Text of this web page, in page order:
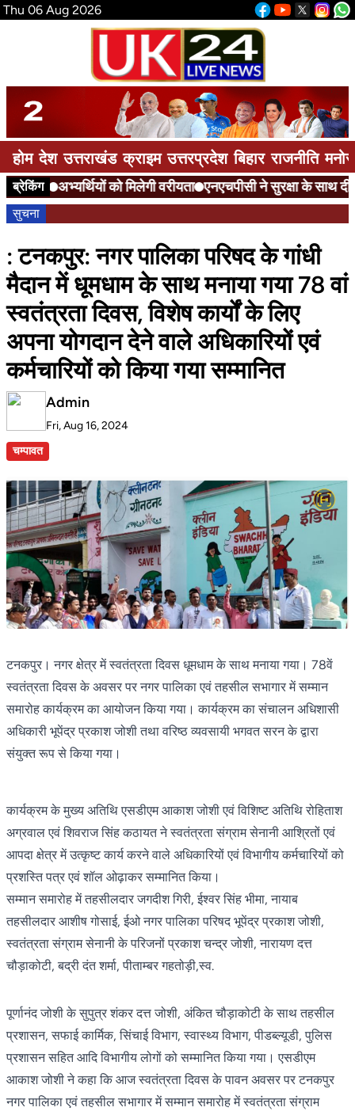
Thu 06 Aug 2026
होम देश उत्तराखंड क्राइम उत्तरप्रदेश बिहार राजनीति
ब्रेकिंगअभ्यर्थियों को मिलेगी वरीयता एनएचपीसी ने सुरक्षा के साथ दी
सुचना
: टनकपुर: नगर पालिका परिषद के गांधी
मैदान में धूमधाम के साथ मनाया गया 78 वां
स्वतंत्रता दिवस, विशेष कार्यों के लिए
अपना योगदान देने वाले अधिकारियों एवं
कर्मचारियों को किया गया सम्मानित
Admin
Fri, Aug 16, 2024
चम्पावत
टनकपुर। नगर क्षेत्र में स्वतंत्रता दिवस धूमधाम के साथ मनाया गया। 78वें
स्वतंत्रता दिवस के अवसर पर नगर पालिका एवं तहसील सभागार में सम्मान
समारोह कार्यक्रम का आयोजन किया गया। कार्यक्रम का संचालन अधिशासी
अधिकारी भूपेंद्र प्रकाश जोशी तथा वरिष्ठ व्यवसायी भगवत सरन के द्वारा
संयुक्त रूप से किया गया।
कार्यक्रम के मुख्य अतिथि एसडीएम आकाश जोशी एवं विशिष्ट अतिथि रोहिताश
अग्रवाल एवं शिवराज सिंह कठायत ने स्वतंत्रता संग्राम सेनानी आश्रितों एवं
आपदा क्षेत्र में उत्कृष्ट कार्य करने वाले अधिकारियों एवं विभागीय कर्मचारियों को
प्रशस्ति पत्र एवं शॉल ओढ़ाकर सम्मानित किया।
सम्मान समारोह में तहसीलदार जगदीश गिरी, ईश्वर सिंह भीमा, नायाब
तहसीलदार आशीष गोसाई, ईओ नगर पालिका परिषद भूपेंद्र प्रकाश जोशी,
स्वतंत्रता संग्राम सेनानी के परिजनों प्रकाश चन्द्र जोशी, नारायण दत्त
चौड़ाकोटी, बद्री दंत शर्मा, पीताम्बर गहतोड़ी,स्व.
पूर्णानंद जोशी के सुपुत्र शंकर दत्त जोशी, अंकित चौड़ाकोटी के साथ तहसील
प्रशासन, सफाई कार्मिक, सिंचाई विभाग, स्वास्थ्य विभाग, पीडब्ल्यूडी, पुलिस
प्रशासन सहित आदि विभागीय लोगों को सम्मानित किया गया। एसडीएम
आकाश जोशी ने कहा कि आज स्वतंत्रता दिवस के पावन अवसर पर टनकपुर
नगर पालिका एवं तहसील सभागार में सम्मान समारोह में स्वतंत्रता संग्राम